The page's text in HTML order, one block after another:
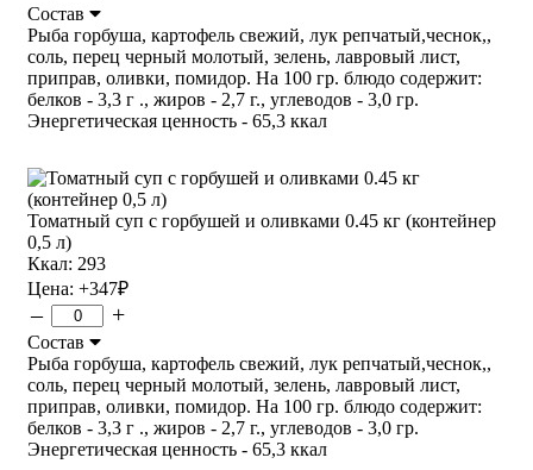
Состав
Рыба горбуша, картофель свежий, лук репчатый,чеснок,,
соль, перец черный молотый, зелень, лавровый лист,
приправ, оливки, помидор. На 100 гр. блюдо содержит:
белков - 3,3 г ., жиров - 2,7 г., углеводов - 3,0 гр.
Энергетическая ценность - 65,3 ккал
Томатный суп с горбушей и оливками 0.45 кг (контейнер
0,5 л)
Ккал: 293
Цена: +347₽
– +
Состав
Рыба горбуша, картофель свежий, лук репчатый,чеснок,,
соль, перец черный молотый, зелень, лавровый лист,
приправ, оливки, помидор. На 100 гр. блюдо содержит:
белков - 3,3 г ., жиров - 2,7 г., углеводов - 3,0 гр.
Энергетическая ценность - 65,3 ккал